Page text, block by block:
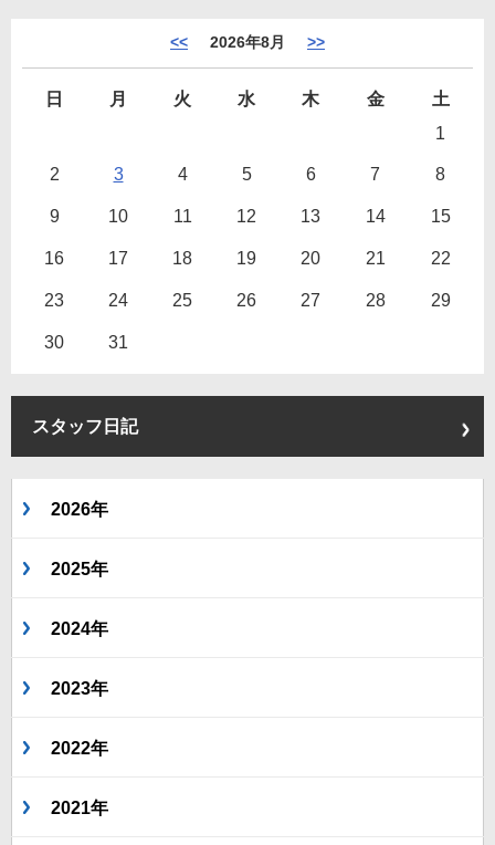
<< 2026年8月 >>
日 月 火 水 木 金
土
1
2 3 4 5 6 7 8
9 10 11 12 13 14 15
16 17 18 19 20 21 22
23 24 25 26 27 28 29
30 31
スタッフ日記
2026年
2025年
2024年
2023年
2022年
2021年